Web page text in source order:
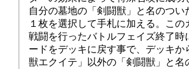
自分の墓地の「剣闘獣」と名のつい
１枚を選択して手札に加える。この
戦闘を行ったバトルフェイズ終了時
ードをデッキに戻す事で、デッキか
獣エクイテ」以外の「剣闘獣」と名